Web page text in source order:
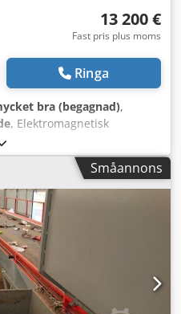
13 200 €
Fast pris plus moms
Ringa
bra (begagnad),
, Elektromagnetisk
3200 mm Bredd: 1200
magnetkåpa: IP65
1,8 m/s
230 V Driftspänning:
Frekvens: 50 Hz
6480 kg Justering av
Småannons